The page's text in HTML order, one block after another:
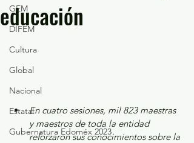
GEM
DIFEM
Cultura
Global
Nacional
Estatal
Gubernatura Edoméx 2023
educación
En cuatro sesiones, mil 823 maestras
y maestros de toda la entidad
reforzaron sus conocimientos sobre la